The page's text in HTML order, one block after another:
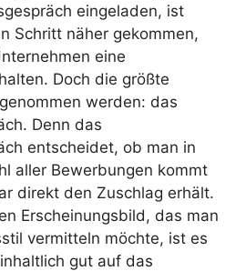
eingeladen, ist
Schritt näher gekommen,
eine
Doch die größte
werden: das
Denn das
entscheidet, ob man in
aller Bewerbungen kommt
direkt den Zuschlag erhält.
Erscheinungsbild, das man
vermitteln möchte, ist es
gut auf das